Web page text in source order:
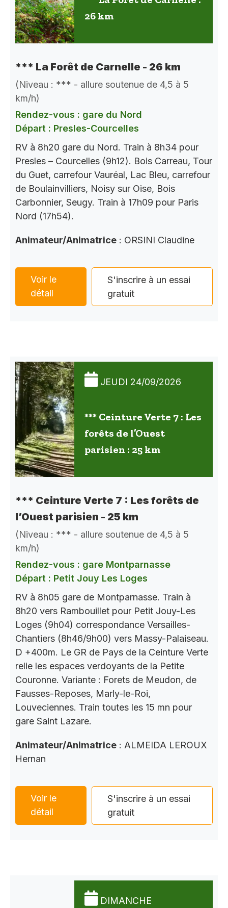
26 km
*** La Forêt de Carnelle - 26 km
(Niveau : *** - allure soutenue de 4,5 à 5
km/h)
Rendez-vous : gare du Nord
Départ : Presles-Courcelles
RV à 8h20 gare du Nord. Train à 8h34 pour
Presles – Courcelles (9h12). Bois Carreau, Tour
du Guet, carrefour Vauréal, Lac Bleu, carrefour
de Boulainvilliers, Noisy sur Oise, Bois
Carbonnier, Seugy. Train à 17h09 pour Paris
Nord (17h54).
Animateur/Animatrice : ORSINI Claudine
Voir le
détail
S'inscrire à un essai
gratuit
JEUDI 24/09/2026
*** Ceinture Verte 7 : Les
forêts de l’Ouest
parisien : 25 km
*** Ceinture Verte 7 : Les forêts de
l’Ouest parisien - 25 km
(Niveau : *** - allure soutenue de 4,5 à 5
km/h)
Rendez-vous : gare Montparnasse
Départ : Petit Jouy Les Loges
RV à 8h05 gare de Montparnasse. Train à
8h20 vers Rambouillet pour Petit Jouy-Les
Loges (9h04) correspondance Versailles-
Chantiers (8h46/9h00) vers Massy-Palaiseau.
D +400m. Le GR de Pays de la Ceinture Verte
relie les espaces verdoyants de la Petite
Couronne. Variante : Forets de Meudon, de
Fausses-Reposes, Marly-le-Roi,
Louveciennes. Train toutes les 15 mn pour
gare Saint Lazare.
Animateur/Animatrice : ALMEIDA LEROUX
Hernan
Voir le
détail
S'inscrire à un essai
gratuit
DIMANCHE